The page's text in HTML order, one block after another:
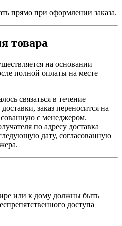
прямо при оформлении заказа.
товара
на основании
полной оплаты на месте
связаться в течение
заказ переносится на
с менеджером.
по адресу доставка
дату, согласованную
или к дому должны быть
доступа